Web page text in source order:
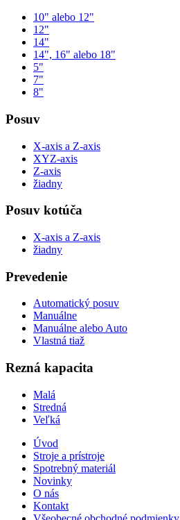
10" alebo 12"
12"
14"
14", 16" alebo 18"
5"
7"
8"
Posuv
X-axis a Z-axis
XYZ-axis
Z-axis
žiadny
Posuv kotúča
X-axis a Z-axis
žiadny
Prevedenie
Automatický posuv
Manuálne
Manuálne alebo Auto
Vlastná tiaž
Rezná kapacita
Malá
Stredná
Veľká
Úvod
Stroje a prístroje
Spotrebný materiál
Novinky
O nás
Kontakt